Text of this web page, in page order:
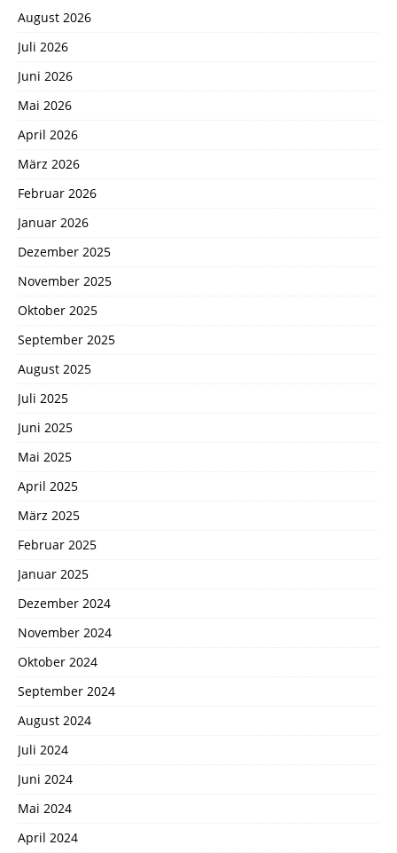
August 2026
Juli 2026
Juni 2026
Mai 2026
April 2026
März 2026
Februar 2026
Januar 2026
Dezember 2025
November 2025
Oktober 2025
September 2025
August 2025
Juli 2025
Juni 2025
Mai 2025
April 2025
März 2025
Februar 2025
Januar 2025
Dezember 2024
November 2024
Oktober 2024
September 2024
August 2024
Juli 2024
Juni 2024
Mai 2024
April 2024